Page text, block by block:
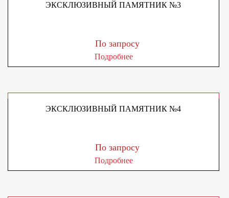
ЭКСКЛЮЗИВНЫЙ ПАМЯТНИК №3
По запросу
Подробнее
ЭКСКЛЮЗИВНЫЙ ПАМЯТНИК №4
По запросу
Подробнее